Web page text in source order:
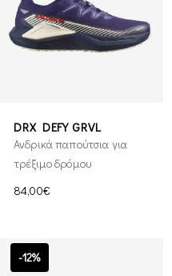
DRX DEFY GRVL
Ανδρικά παπούτσια για
τρέξιμο δρόμου
84,00€
-12%